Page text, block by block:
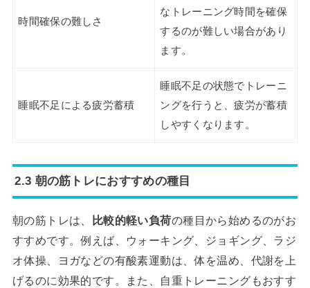
時間確保の難しさ
なトレーニング時間を確保
するのが難しい場合があり
ます。
睡眠不足による疲労蓄積
睡眠不足の状態でトレーニ
ングを行うと、疲労が蓄積
しやすくなります。
2.3 朝の筋トレにおすすめの種目
朝の筋トレは、 比較的軽い負荷の種目から始めるのがお
すすめです。例えば、ウォーキング、ジョギング、ラジ
オ体操、ヨガなどの有酸素運動は、体を温め、代謝を上
げるのに効果的です。また、自重トレーニングもおすす